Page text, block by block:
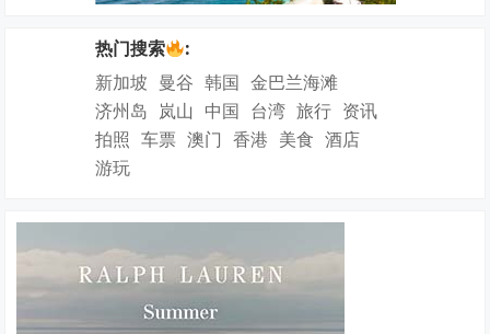
热门搜索
:
新加坡 曼谷 韩国 金巴兰海滩
济州岛 岚山 中国 台湾 旅行 资讯
拍照 车票 澳门 香港 美食 酒店
游玩